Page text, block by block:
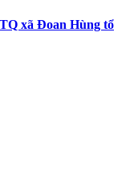
xã Đoan Hùng tổ